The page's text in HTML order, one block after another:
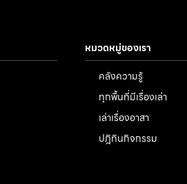
หมวดหมู่ของเรา
คลังความรู้
ทุกพื้นที่มีเรื่องเล่า
เล่าเรื่องอาสา
ปฎิทินกิจกรรม